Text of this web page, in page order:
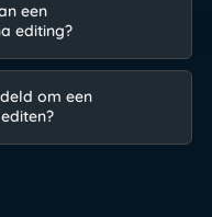
een
editing?
om een